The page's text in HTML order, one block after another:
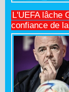
L'UEFA lâche
confiance de